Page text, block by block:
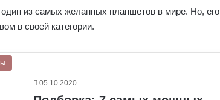
из самых желанных планшетов в мире. Но, его
в своей категории.
05.10.2020